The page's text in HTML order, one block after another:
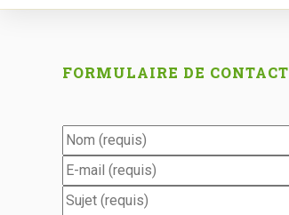
FORMULAIRE DE CONTACT